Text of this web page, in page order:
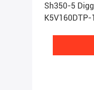
Sh350-5